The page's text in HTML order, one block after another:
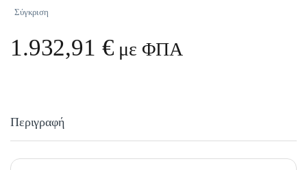
Σύγκριση
1.932,91 € με ΦΠΑ
Περιγραφή